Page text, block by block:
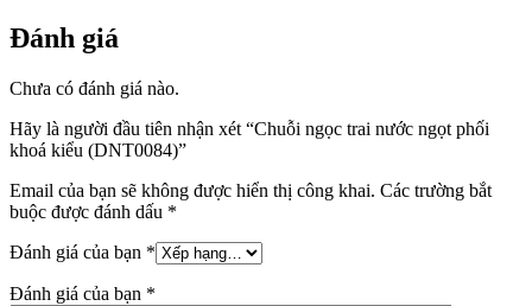
Đánh giá
Chưa có đánh giá nào.
Hãy là người đầu tiên nhận xét “Chuỗi ngọc trai nước ngọt phối
khoá kiểu (DNT0084)”
Email của bạn sẽ không được hiển thị công khai. Các trường bắt
buộc được đánh dấu *
Đánh giá của bạn *
Đánh giá của bạn *